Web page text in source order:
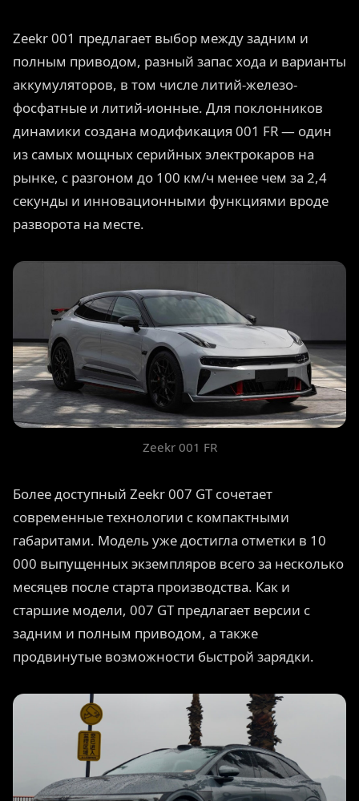
Zeekr 001 предлагает выбор между задним и
полным приводом, разный запас хода и варианты
аккумуляторов, в том числе литий-железо-
фосфатные и литий-ионные. Для поклонников
динамики создана модификация 001 FR — один
из самых мощных серийных электрокаров на
рынке, с разгоном до 100 км/ч менее чем за 2,4
секунды и инновационными функциями вроде
разворота на месте.
Zeekr 001 FR
Более доступный Zeekr 007 GT сочетает
современные технологии с компактными
габаритами. Модель уже достигла отметки в 10
000 выпущенных экземпляров всего за несколько
месяцев после старта производства. Как и
старшие модели, 007 GT предлагает версии с
задним и полным приводом, а также
продвинутые возможности быстрой зарядки.